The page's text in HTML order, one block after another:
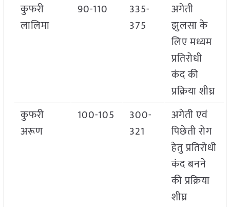
कुफरी
लालिमा
90-110
335-
375
अगेती
झुलसा के
लिए मध्यम
प्रतिरोधी
कंद की
प्रक्रिया शीघ्र
कुफरी
अरूण
100-105
300-
321
अगेती एवं
पिछेती रोग
हेतु प्रतिरोधी
कंद बनने
की प्रक्रिया
शीघ्र